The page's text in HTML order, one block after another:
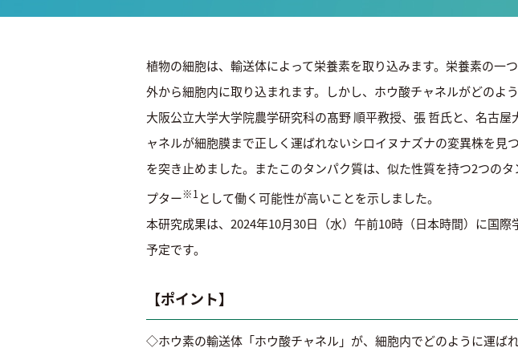
植物の細胞は、輸送体によって栄養素を取り込みます。栄養素の一
外から細胞内に取り込まれます。しかし、ホウ酸チャネルがどのよ
大阪公立大学大学院農学研究科の髙野 順平教授、張 哲氏と、名古
ャネルが細胞膜まで正しく運ばれないシロイヌナズナの変異株を見
を突き止めました。またこのタンパク質は、似た性質を持つ2つの
プター※1 として働く可能性が高いことを示しました。
本研究成果は、2024年10月30日（水）午前10時（日本時間）に国
予定です。
【ポイント】
◇ホウ素の輸送体「ホウ酸チャネル」が、細胞内でどのように運ばれ